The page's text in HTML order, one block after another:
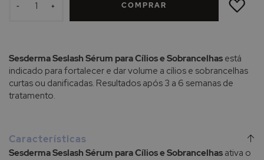
- + COMPRAR
LISTA
Sesderma Seslash Sérum para Cílios e Sobrancelhas está
indicado para fortalecer e dar volume a cílios e sobrancelhas
curtas ou danificadas. Resultados após 3 a 6 semanas de
tratamento.
Características
Sesderma Seslash Sérum para Cílios e Sobrancelhas ativa o